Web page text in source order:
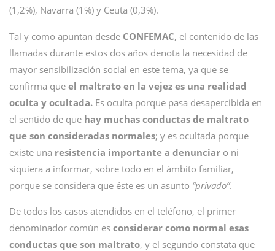
(1,2%), Navarra (1%) y Ceuta (0,3%).
Tal y como apuntan desde CONFEMAC, el contenido de las
llamadas durante estos dos años denota la necesidad de
mayor sensibilización social en este tema, ya que se
confirma que el maltrato en la vejez es una realidad
oculta y ocultada. Es oculta porque pasa desapercibida en
el sentido de que hay muchas conductas de maltrato
que son consideradas normales; y es ocultada porque
existe una resistencia importante a denunciar o ni
siquiera a informar, sobre todo en el ámbito familiar,
porque se considera que éste es un asunto “privado”.
De todos los casos atendidos en el teléfono, el primer
denominador común es considerar como normal esas
conductas que son maltrato, y el segundo constata que